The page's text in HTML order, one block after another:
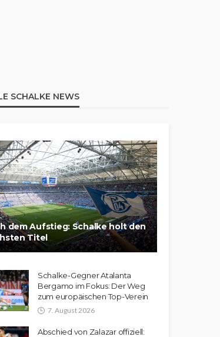
SCHALKE NEWS
dem Aufstieg: Schalke holt den
Titel
Schalke-Gegner Atalanta
Bergamo im Fokus: Der Weg
zum europäischen Top-Verein
7. August 2026
Abschied von Zalazar offiziell: